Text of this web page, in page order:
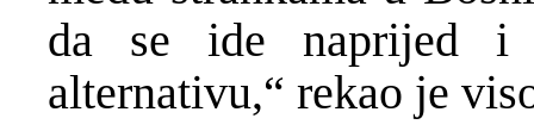
da se ide naprijed i
alternativu,“ rekao je